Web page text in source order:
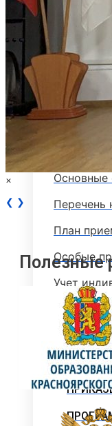
Перечень
Сроки
Сроки
Основные
Перечень
План
Особые
Учет
×
❮ ❯
Полезные